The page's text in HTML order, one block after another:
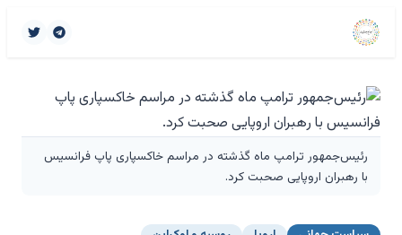
رئیس‌جمهور ترامپ ماه گذشته در مراسم خاکسپاری پاپ فرانسیس
با رهبران اروپایی صحبت کرد.